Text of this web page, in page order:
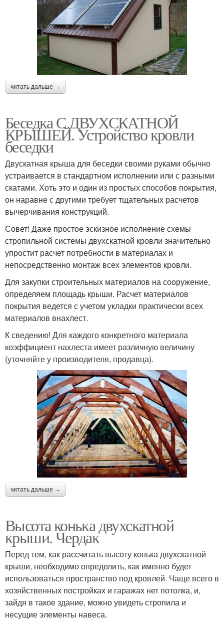
читать дальше →
Беседка С ДВУХСКАТНОЙ
КРЫШЕЙ. Устройство кровли
беседки
Двускатная крыша для беседки своими руками обычно
устраивается в стандартном исполнении или с разными
скатами. Хоть это и один из простых способов покрытия,
он наравне с другими требует тщательных расчетов
вычерчивания конструкций.
Совет! Даже простое эскизное исполнение схемы
стропильной системы двухскатной кровли значительно
упростит расчет потребности в материалах и
непосредственно монтаж всех элементов кровли.
Для закупки строительных материалов на сооружение,
определяем площадь крыши. Расчет материалов
покрытия ведется с учетом укладки практически всех
материалов внахлест.
К сведению! Для каждого конкретного материала
коэффициент нахлеста имеет различную величину
(уточняйте у производителя, продавца).
читать дальше →
Высота конька двухскатной
крыши. Чердак
Перед тем, как рассчитать высоту конька двухскатной
крыши, необходимо определить, как именно будет
использоваться пространство под кровлей. Чаще всего в
хозяйственных постройках и гаражах нет потолка, и,
зайдя в такое здание, можно увидеть стропила и
несущие элементы навеса.